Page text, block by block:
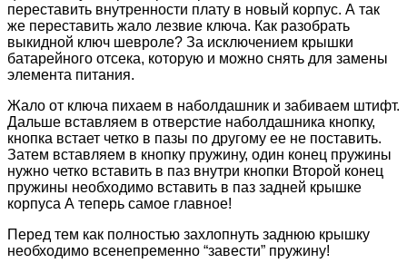
переставить внутренности плату в новый корпус. А так
же переставить жало лезвие ключа. Как разобрать
выкидной ключ шевроле? За исключением крышки
батарейного отсека, которую и можно снять для замены
элемента питания.
Жало от ключа пихаем в наболдашник и забиваем штифт.
Дальше вставляем в отверстие наболдашника кнопку,
кнопка встает четко в пазы по другому ее не поставить.
Затем вставляем в кнопку пружину, один конец пружины
нужно четко вставить в паз внутри кнопки Второй конец
пружины необходимо вставить в паз задней крышке
корпуса А теперь самое главное!
Перед тем как полностью захлопнуть заднюю крышку
необходимо всенепременно “завести” пружину!